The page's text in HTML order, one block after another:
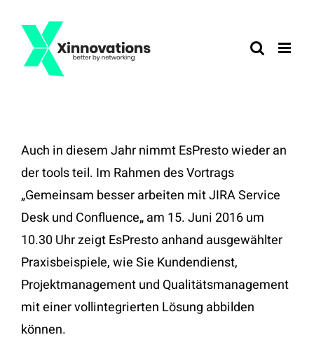
Inhalt
springen
Auch in diesem Jahr nimmt EsPresto wieder an
der tools teil. Im Rahmen des Vortrags
„Gemeinsam besser arbeiten mit JIRA Service
Desk und Confluence„ am 15. Juni 2016 um
10.30 Uhr zeigt EsPresto anhand ausgewählter
Praxisbeispiele, wie Sie Kundendienst,
Projektmanagement und Qualitätsmanagement
mit einer vollintegrierten Lösung abbilden
können.